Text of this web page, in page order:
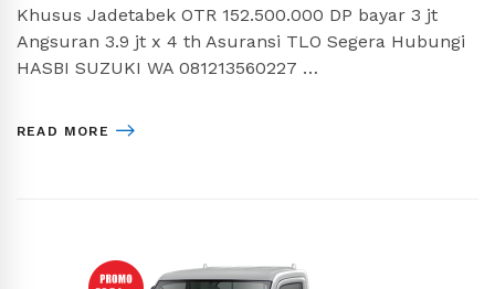
Khusus Jadetabek OTR 152.500.000 DP bayar 3 jt
Angsuran 3.9 jt x 4 th Asuransi TLO Segera Hubungi
HASBI SUZUKI WA 081213560227 …
READ MORE